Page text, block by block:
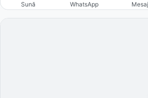
Sună WhatsApp Mesaj